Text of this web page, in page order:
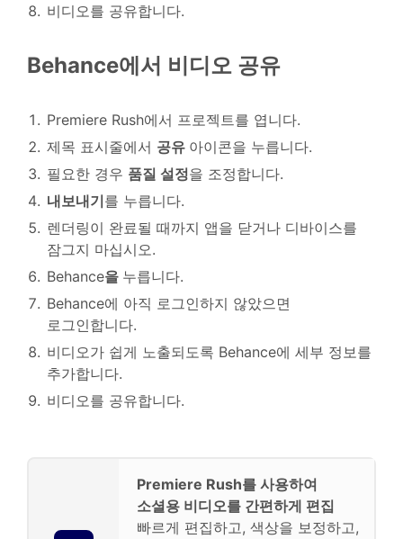
비디오를 공유합니다.
Behance에서 비디오 공유
Premiere Rush에서 프로젝트를 엽니다.
제목 표시줄에서 공유 아이콘을 누릅니다.
필요한 경우 품질 설정을 조정합니다.
내보내기를 누릅니다.
렌더링이 완료될 때까지 앱을 닫거나 디바이스를
잠그지 마십시오.
Behance을 누릅니다.
Behance에 아직 로그인하지 않았으면
로그인합니다.
비디오가 쉽게 노출되도록 Behance에 세부 정보를
추가합니다.
비디오를 공유합니다.
Premiere Rush를 사용하여
소셜용 비디오를 간편하게 편집
빠르게 편집하고, 색상을 보정하고,